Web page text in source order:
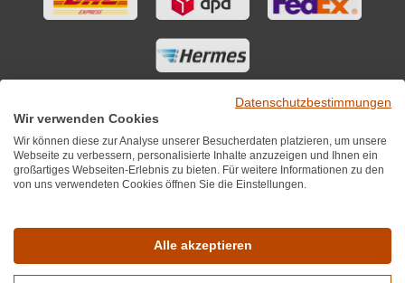
Datenschutzbestimmungen
Wir verwenden Cookies
Wir können diese zur Analyse unserer Besucherdaten platzieren, um unsere
Webseite zu verbessern, personalisierte Inhalte anzuzeigen und Ihnen ein
großartiges Webseiten-Erlebnis zu bieten. Für weitere Informationen zu den
von uns verwendeten Cookies öffnen Sie die Einstellungen.
Alle akzeptieren